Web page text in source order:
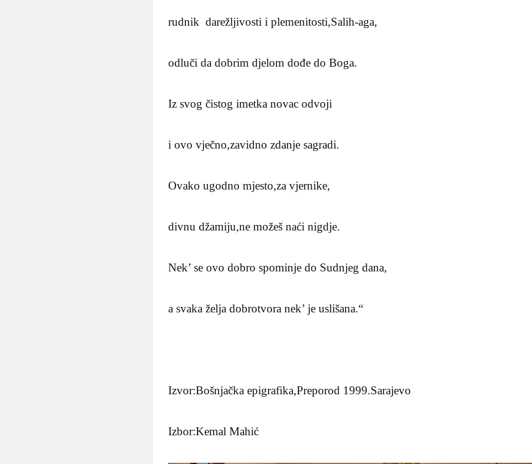
rudnik darežljivosti i plemenitosti,Salih-aga,
odluči da dobrim djelom dođe do Boga.
Iz svog čistog imetka novac odvoji
i ovo vječno,zavidno zdanje sagradi.
Ovako ugodno mjesto,za vjernike,
divnu džamiju,ne možeš naći nigdje.
Nek’ se ovo dobro spominje do Sudnjeg dana,
a svaka želja dobrotvora nek’ je uslišana.“
Izvor:Bošnjačka epigrafika,Preporod 1999.Sarajevo
Izbor:Kemal Mahić